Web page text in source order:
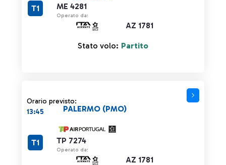
ME 4281
Operato da:
AZ 1781
T1
Stato volo: Partito
Orario previsto:
13:45
TP 7274
Operato da:
AZ 1781
PALERMO (PMO)
T1